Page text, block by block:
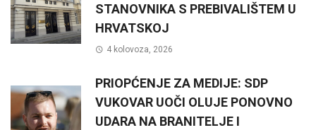
STANOVNIKA S PREBIVALIŠTEM U
HRVATSKOJ
4 kolovoza, 2026
PRIOPĆENJE ZA MEDIJE: SDP
VUKOVAR UOČI OLUJE PONOVNO
UDARA NA BRANITELJE I